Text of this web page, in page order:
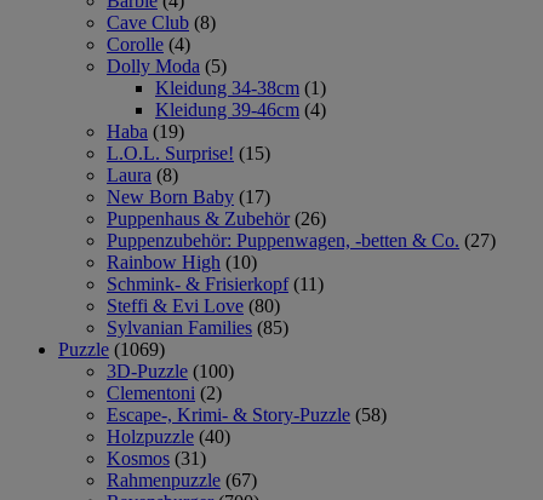
Cave Club (8)
Corolle (4)
Dolly Moda (5)
Kleidung 34-38cm (1)
Kleidung 39-46cm (4)
Haba (19)
L.O.L. Surprise! (15)
Laura (8)
New Born Baby (17)
Puppenhaus & Zubehör (26)
Puppenzubehör: Puppenwagen, -betten & Co. (27)
Rainbow High (10)
Schmink- & Frisierkopf (11)
Steffi & Evi Love (80)
Sylvanian Families (85)
Puzzle (1069)
3D-Puzzle (100)
Clementoni (2)
Escape-, Krimi- & Story-Puzzle (58)
Holzpuzzle (40)
Kosmos (31)
Rahmenpuzzle (67)